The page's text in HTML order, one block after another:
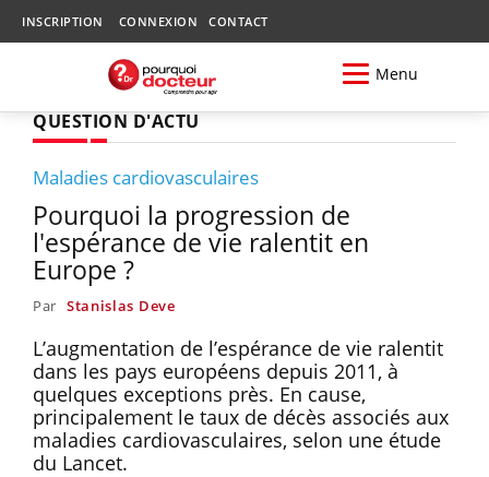
INSCRIPTION CONNEXION CONTACT
Menu
QUESTION D'ACTU
Maladies cardiovasculaires
Pourquoi la progression de
l'espérance de vie ralentit en
Europe ?
Par Stanislas Deve
L’augmentation de l’espérance de vie ralentit
dans les pays européens depuis 2011, à
quelques exceptions près. En cause,
principalement le taux de décès associés aux
maladies cardiovasculaires, selon une étude
du Lancet.